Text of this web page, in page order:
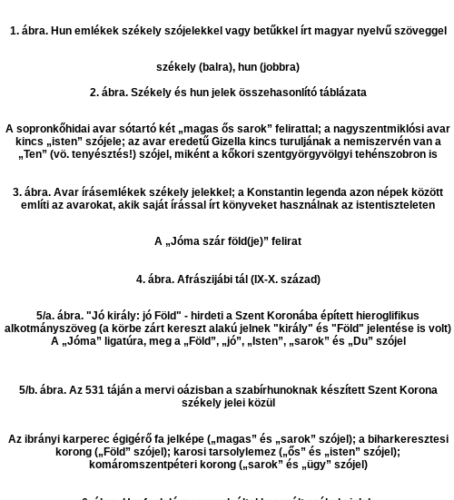
1. ábra. Hun emlékek székely szójelekkel vagy betűkkel írt magyar nyelvű szöveggel
székely (balra), hun (jobbra)
2. ábra. Székely és hun jelek összehasonlító táblázata
A sopronkőhidai avar sótartó két „magas ős sarok” felirattal; a nagyszentmiklósi avar
kincs „isten” szójele; az avar eredetű Gizella kincs turuljának a nemiszervén van a
„Ten” (vö. tenyésztés!) szójel, miként a kőkori szentgyörgyvölgyi tehénszobron is
3. ábra. Avar írásemlékek székely jelekkel; a Konstantin legenda azon népek között
említi az avarokat, akik saját írással írt könyveket használnak az istentiszteleten
A „Jóma szár föld(je)” felirat
4. ábra. Afrászijábi tál (IX-X. század)
5/a. ábra. "Jó király: jó Föld" - hirdeti a Szent Koronába épített hieroglifikus
alkotmányszöveg (a körbe zárt kereszt alakú jelnek "király" és "Föld" jelentése is volt)
A „Jóma” ligatúra, meg a „Föld”, „jó”, „Isten”, „sarok” és „Du” szójel
5/b. ábra. Az 531 táján a mervi oázisban a szabírhunoknak készített Szent Korona
székely jelei közül
Az ibrányi karperec égigérő fa jelképe („magas” és „sarok” szójel); a biharkeresztesi
korong („Föld” szójel); karosi tarsolylemez („ős” és „isten” szójel);
komáromszentpéteri korong („sarok” és „ügy” szójel)